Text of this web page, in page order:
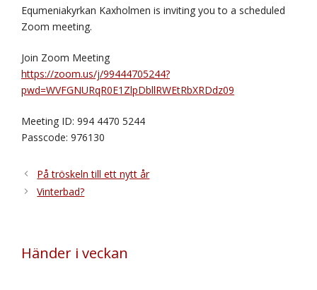
Equmeniakyrkan Kaxholmen is inviting you to a scheduled
Zoom meeting.
Join Zoom Meeting
https://zoom.us/j/99444705244?
pwd=WVFGNURqR0E1ZlpDbllRWEtRbXRDdz09
Meeting ID: 994 4470 5244
Passcode: 976130
På tröskeln till ett nytt år
Vinterbad?
Händer i veckan